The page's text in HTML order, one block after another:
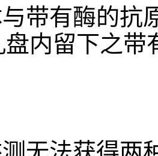
带有酶的抗
内留下之带